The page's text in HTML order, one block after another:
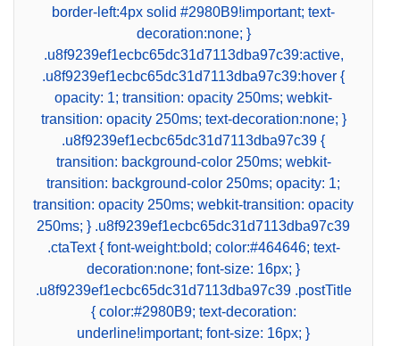
border-left:4px solid #2980B9!important; text-
decoration:none; }
.u8f9239ef1ecbc65dc31d7113dba97c39:active,
.u8f9239ef1ecbc65dc31d7113dba97c39:hover {
opacity: 1; transition: opacity 250ms; webkit-
transition: opacity 250ms; text-decoration:none; }
.u8f9239ef1ecbc65dc31d7113dba97c39 {
transition: background-color 250ms; webkit-
transition: background-color 250ms; opacity: 1;
transition: opacity 250ms; webkit-transition: opacity
250ms; } .u8f9239ef1ecbc65dc31d7113dba97c39
.ctaText { font-weight:bold; color:#464646; text-
decoration:none; font-size: 16px; }
.u8f9239ef1ecbc65dc31d7113dba97c39 .postTitle
{ color:#2980B9; text-decoration:
underline!important; font-size: 16px; }